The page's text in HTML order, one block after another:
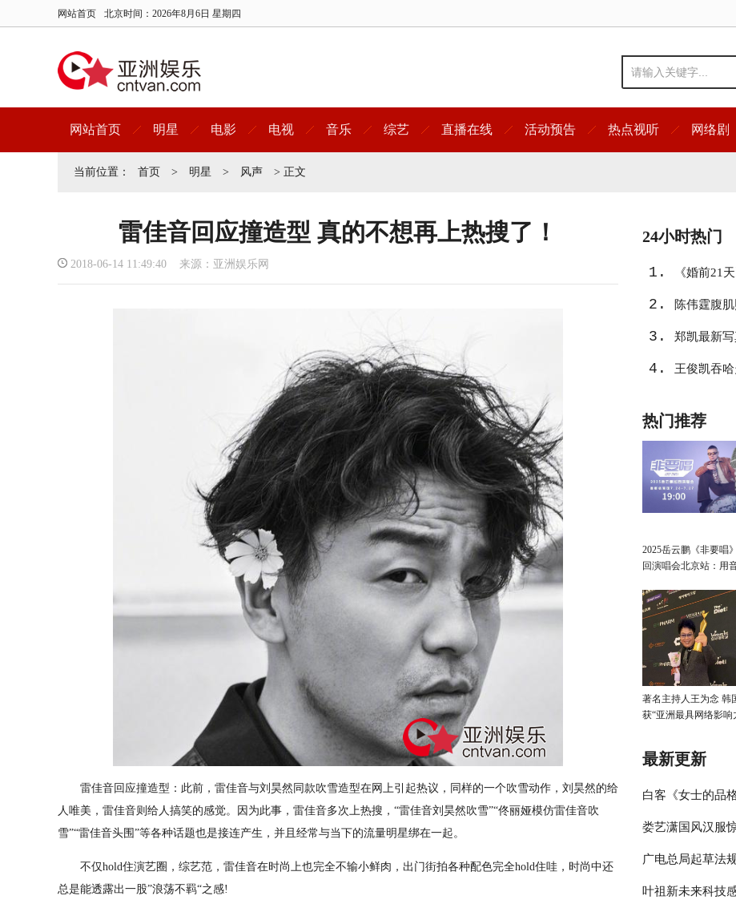
网站首页 北京时间： 2026年8月6日 星期四
网站首页 明星 电影 电视 音乐 综艺 直播在线 活动预告 热点视听 网络剧
当前位置： 首页 > 明星 > 风声 > 正文
雷佳音回应撞造型 真的不想再上热搜了！
2018-06-14 11:49:40 来源：亚洲娱乐网
雷佳音回应撞造型：此前，雷佳音与刘昊然同款吹雪造型在网上引起热议，同样的一个吹雪动作，刘昊然的给
人唯美，雷佳音则给人搞笑的感觉。因为此事，雷佳音多次上热搜，“雷佳音刘昊然吹雪”“佟丽娅模仿雷佳音吹
雪”“雷佳音头围”等各种话题也是接连产生，并且经常与当下的流量明星绑在一起。
不仅hold住演艺圈，综艺范，雷佳音在时尚上也完全不输小鲜肉，出门街拍各种配色完全hold住哇，时尚中还
总是能透露出一股”浪荡不羁“之感!
24小时热门
1. 《婚前21
2. 陈伟霆腹
3. 郑凯最新
4. 王俊凯吞
热门推荐
2025岳云鹏《非要唱
回演唱会北京站：用
著名主持人王为念 韩
获“亚洲最具网络影响
最新更新
白客《女士的品
伴侣程梁温暖治
娄艺潇国风汉服
彰显时尚包容性
广电总局起草法
员参与的节目
叶祖新未来科技